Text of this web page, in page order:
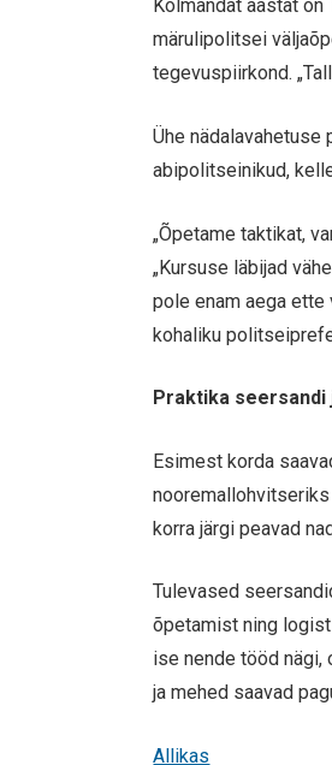
Kolmandat aastat
märulipolitsei
tegevuspiirkond.
Ühe
abipolitseinikud,
„Õpetame taktikat,
„Kursuse läbijad
pole enam aega ette
kohaliku
Praktika
Esimest korda
korra järgi peavad
Tulevased
õpetamist ning
ise nende tööd nägi,
ja mehed saavad
Allikas